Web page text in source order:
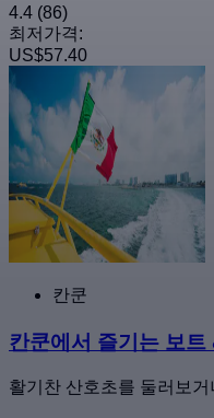
4.4 (86)
최저가격:
US$57.40
칸쿤
칸쿤에서 즐기는 보트
활기찬 산호초를 둘러보